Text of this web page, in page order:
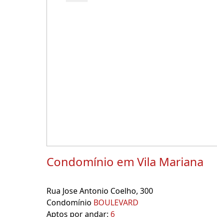
Condomínio em Vila Mariana
Rua Jose Antonio Coelho, 300
Condomínio BOULEVARD
Aptos por andar: 6